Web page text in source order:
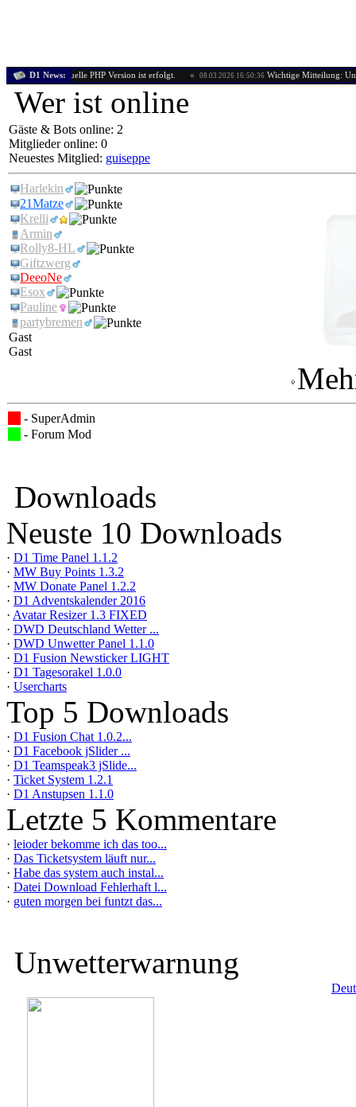
D1 News:
die aktuelle PHP Version ist erfolgt. 08.03.2026 16:50:36Wichtige Mitteilung: Ungewisse
Wer ist online
Gäste & Bots online: 2
Mitglieder online: 0
Neuestes Mitglied: guiseppe
Harlekin
21Matze
Krelli
Armin
Rolly8-HL
Giftzwerg
DeeoNe
Esox
Pauline
partybremen
Gast
Gast
- SuperAdmin
- Forum Mod
Downloads
Neuste 10 Downloads
· D1 Time Panel 1.1.2
· MW Buy Points 1.3.2
· MW Donate Panel 1.2.2
· D1 Adventskalender 2016
· Avatar Resizer 1.3 FIXED
· DWD Deutschland Wetter ...
· DWD Unwetter Panel 1.1.0
· D1 Fusion Newsticker LIGHT
· D1 Tagesorakel 1.0.0
· Usercharts
Top 5 Downloads
· D1 Fusion Chat 1.0.2...
· D1 Facebook jSlider ...
· D1 Teamspeak3 jSlide...
· Ticket System 1.2.1
· D1 Anstupsen 1.1.0
Letzte 5 Kommentare
· leioder bekomme ich das too...
· Das Ticketsystem läuft nur...
· Habe das system auch instal...
· Datei Download Fehlerhaft l...
· guten morgen bei funtzt das...
Unwetterwarnung